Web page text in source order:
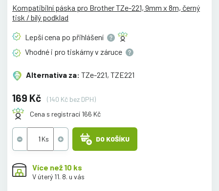
Kompatibilní páska pro Brother TZe-221, 9mm x 8m, černý
tisk / bílý podklad
Lepší cena po přihlášení
Vhodné i pro tiskárny v záruce
Alternativa za: TZe-221, TZE221
169 Kč
(140 Kč bez DPH)
Cena s registrací 166 Kč
DO KOŠÍKU
Více než 10 ks
V úterý 11. 8. u vás